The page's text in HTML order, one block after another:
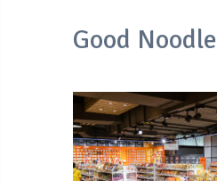
Good Noodle